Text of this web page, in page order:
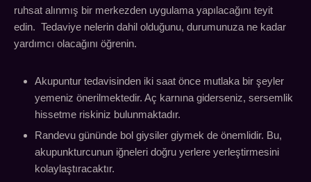
ruhsat alınmış bir merkezden uygulama yapılacağını teyit
edin. Tedaviye nelerin dahil olduğunu, durumunuza ne kadar
yardımcı olacağını öğrenin.
Akupuntur tedavisinden iki saat önce mutlaka bir şeyler
yemeniz önerilmektedir. Aç karnına giderseniz, sersemlik
hissetme riskiniz bulunmaktadır.
Randevu gününde bol giysiler giymek de önemlidir. Bu,
akupunkturcunun iğneleri doğru yerlere yerleştirmesini
kolaylaştıracaktır.